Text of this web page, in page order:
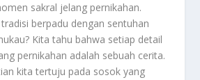
sakral jelang pernikahan.
berpadu dengan sentuhan
Kita tahu bahwa setiap detail
pernikahan adalah sebuah cerita.
kita tertuju pada sosok yang